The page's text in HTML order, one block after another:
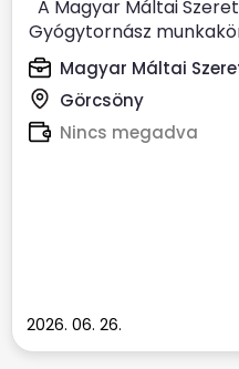
A Magyar Máltai
Gyógytornász
Magyar Máltai
Görcsöny
Nincs megadva
2026. 06. 26.